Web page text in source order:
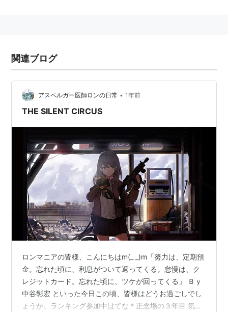
関連ブログ
アスペルガー医師ロンの日常 • 1年前
THE SILENT CIRCUS
ロンマニアの皆様、こんにちはm(_ _)m「努力は、定期預
金。忘れた頃に、利息がついて返ってくる。怠慢は、ク
レジットカード。忘れた頃に、ツケが回ってくる」 Ｂｙ
中谷彰宏 といった今日この頃、皆様はどうお過ごしでし
ょうか。ランキング参加中はてな＊正念場の３年目 気が